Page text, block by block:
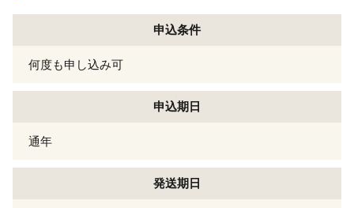
申込条件
何度も申し込み可
申込期日
通年
発送期日